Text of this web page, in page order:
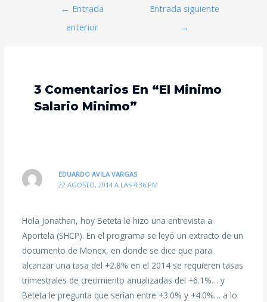
← Entrada
anterior
Entrada siguiente
→
3 Comentarios En “El Minimo
Salario Minimo”
EDUARDO AVILA VARGAS
22 AGOSTO, 2014 A LAS 4:36 PM
Hola Jonathan, hoy Beteta le hizo una entrevista a
Aportela (SHCP). En el programa se leyó un extracto de un
documento de Monex, en donde se dice que para
alcanzar una tasa del +2.8% en el 2014 se requieren tasas
trimestrales de crecimiento anualizadas del +6.1%… y
Beteta le pregunta que serían entre +3.0% y +4.0%… a lo